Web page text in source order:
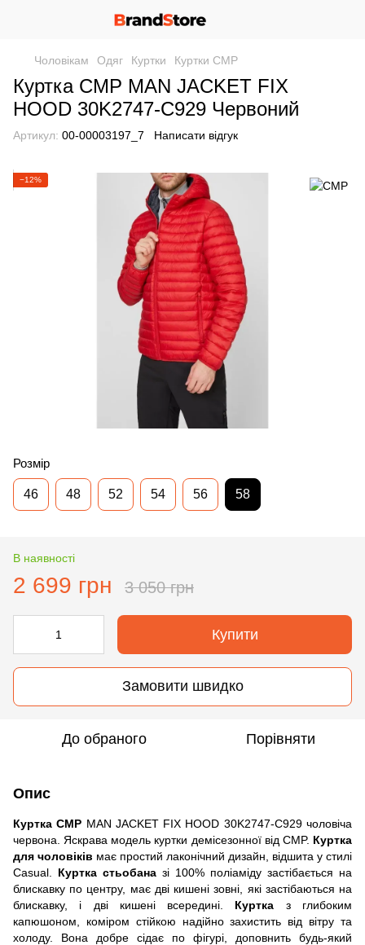
Чоловікам Одяг Куртки Куртки CMP
Куртка CMP MAN JACKET FIX
HOOD 30K2747-C929 Червоний
Артикул: 00-00003197_7 Написати відгук
−12%
Розмір
46 48 52 54 56 58
В наявності
2 699 грн 3 050 грн
Купити
Замовити швидко
До обраного Порівняти
Опис
Куртка CMP MAN JACKET FIX HOOD 30K2747-C929 чоловіча
червона. Яскрава модель куртки демісезонної від CMP. Куртка
для чоловіків має простий лаконічний дизайн, відшита у стилі
Casual. Куртка стьобана зі 100% поліаміду застібається на
блискавку по центру, має дві кишені зовні, які застібаються на
блискавку, і дві кишені всередині. Куртка з глибоким
капюшоном, коміром стійкою надійно захистить від вітру та
холоду. Вона добре сідає по фігурі, доповнить будь-який